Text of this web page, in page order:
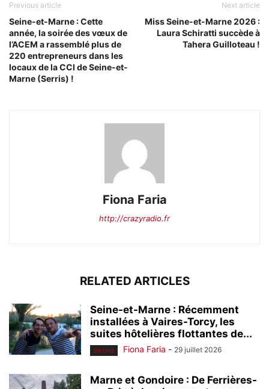
Previous article
Seine-et-Marne : Cette
année, la soirée des vœux de
l’ACEM a rassemblé plus de
220 entrepreneurs dans les
locaux de la CCI de Seine-et-
Marne (Serris) !
Next article
Miss Seine-et-Marne 2026 :
Laura Schiratti succède à
Tahera Guilloteau !
Fiona Faria
http://crazyradio.fr
RELATED ARTICLES
Seine-et-Marne : Récemment
installées à Vaires-Torcy, les
suites hôtelières flottantes de...
EN UNE Fiona Faria - 29 juillet 2026
Marne et Gondoire : De Ferrières-